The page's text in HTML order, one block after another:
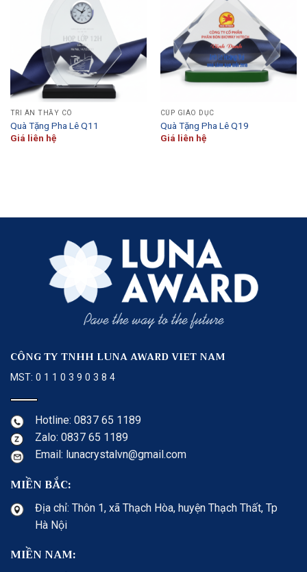
TRI ÂN THẦY CÔ
Quà Tặng Pha Lê Q11
Giá liên hệ
CÚP GIÁO DỤC
Quà Tặng Pha Lê Q19
Giá liên hệ
CÔNG TY TNHH LUNA AWARD VIET NAM
MST: 0 1 1 0 3 9 0 3 8 4
Hotline: 0837 65 1189
Zalo: 0837 65 1189
Email: lunacrystalvn@gmail.com
MIỀN BẮC:
Địa chỉ: Thôn 1, xã Thạch Hòa, huyện Thạch Thất, Tp
Hà Nội
MIỀN NAM: